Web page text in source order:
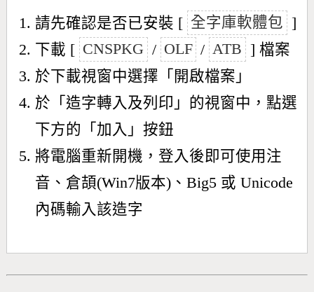
請先確認是否已安裝 [ 全字庫軟體包 ]
下載 [ CNSPKG / OLF / ATB ] 檔案
於下載視窗中選擇「開啟檔案」
於「造字轉入及列印」的視窗中，點選
下方的「加入」按鈕
將電腦重新開機，登入後即可使用注
音、倉頡(Win7版本)、Big5 或 Unicode
內碼輸入該造字